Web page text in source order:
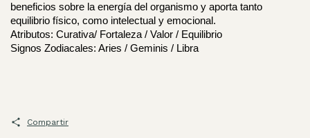
beneficios sobre la energía del organismo y aporta tanto
equilibrio físico, como intelectual y emocional.
Atributos: Curativa/ Fortaleza / Valor / Equilibrio
Signos Zodiacales: Aries / Geminis / Libra
Compartir